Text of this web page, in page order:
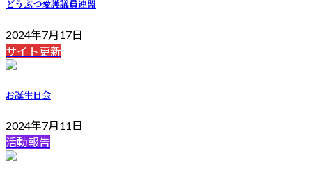
どうぶつ愛護議員連盟
2024年7月17日
サイト更新
お誕生日会
2024年7月11日
活動報告